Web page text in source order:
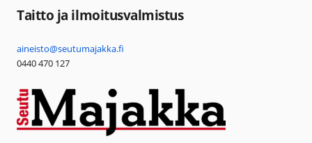
Taitto ja ilmoitusvalmistus
aineisto@seutumajakka.fi
0440 470 127